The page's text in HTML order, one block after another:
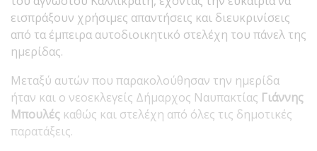
εισπράξουν χρήσιμες απαντήσεις και διευκρινίσεις
από τα έμπειρα αυτοδιοικητικό στελέχη του πάνελ της
ημερίδας.
Μεταξύ αυτών που παρακολούθησαν την ημερίδα
ήταν και ο νεοεκλεγείς Δήμαρχος Ναυπακτίας Γιάννης
Μπουλές καθώς και στελέχη από όλες τις δημοτικές
παρατάξεις.